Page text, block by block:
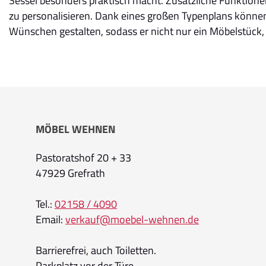
zu personalisieren. Dank eines großen Typenplans
Wünschen gestalten, sodass er nicht nur ein
MÖBEL WEHNEN
Pastoratshof 20 + 33
47929 Grefrath
Tel.:02158 / 4090
Email:verkauf@moebel-wehnen.de
Barrierefrei, auch Toiletten.